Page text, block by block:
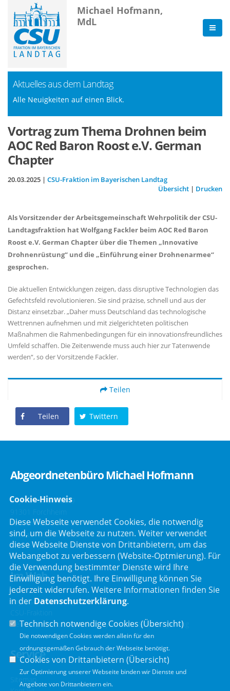
Michael Hofmann,
MdL
Aktuelles aus dem Landtag
Alle Neuigkeiten auf einen Blick.
Vortrag zum Thema Drohnen beim
AOC Red Baron Roost e.V. German
Chapter
20.03.2025 | CSU-Fraktion im Bayerischen Landtag
Übersicht | Drucken
Als Vorsitzender der Arbeitsgemeinschaft Wehrpolitik der CSU-
Landtagsfraktion hat Wolfgang Fackler beim AOC Red Baron
Roost e.V. German Chapter über die Themen „Innovative
Drohnenrüstung“ und die „Einführung einer Drohnenarmee“
gesprochen.
Die aktuellen Entwicklungen zeigen, dass disruptive Technologien das
Gefechtsfeld revolutionieren. Sie sind präzise, schnell und aus der
Distanz einsetzbar. „Daher muss Deutschland das technologische
Wettrennen aufnehmen und mit zielgerichteten politischen
Maßnahmen die Rahmenbedingungen für ein innovationsfreundliches
Umfeld schaffen. Die Zeitenwende muss auch hier zur Tatenwende
werden“, so der Vorsitzende Fackler.
Teilen
Teilen Twittern
Abgeordnetenbüro Michael Hofmann
Bayreuther Straße 9
Telefon :09191/2121
Telefax : 09191/80051
E-Mail :post@mdl-hofmann.de
Im Web
Bayerischer Landtag
Der Bürgerbeauftragte der Bayerischen Staatsregierung
Service
Sitemap
Cookie-Hinweis
Diese Webseite verwendet Cookies, die notwendig
sind, um die Webseite zu nutzen. Weiter verwendet
diese Webseite Dienste von Drittanbietern, um das
Webangebot zu verbessern (Website-Optmierung). Für
die Verwendung bestimmter Dienste wird Ihre
Einwilligung benötigt. Ihre Einwilligung können Sie
jederzeit widerrufen. Weitere Informationen finden Sie
in der Datenschutzerklärung.
Technisch notwendige Cookies (Übersicht)
Die notwendigen Cookies werden allein für den
ordnungsgemäßen Gebrauch der Webseite benötigt.
Cookies von Drittanbietern (Übersicht)
Zur Optimierung unserer Webseite binden wir Dienste und
Angebote von Drittanbietern ein.